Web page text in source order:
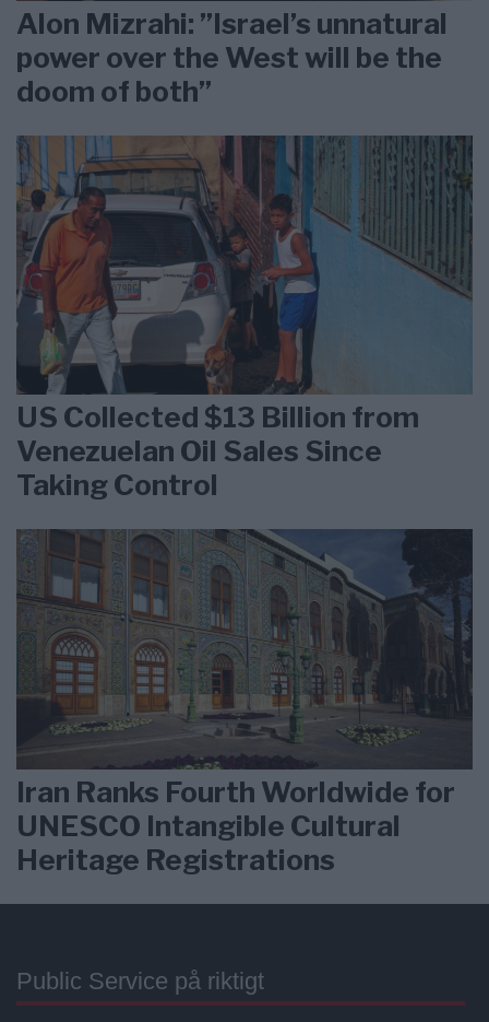
Alon Mizrahi: ”Israel’s unnatural
power over the West will be the
doom of both”
US Collected $13 Billion from
Venezuelan Oil Sales Since
Taking Control
Iran Ranks Fourth Worldwide for
UNESCO Intangible Cultural
Heritage Registrations
Public Service på riktigt